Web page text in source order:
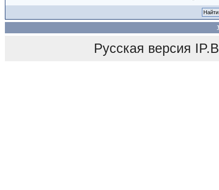
Русская версия